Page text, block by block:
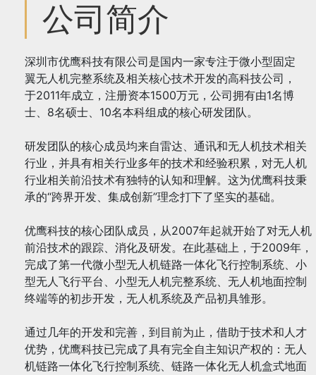
公司简介
深圳市优鹰科技有限公司是国内一家专注于微小型固定
翼无人机完整系统及相关核心技术开发的高科技公司，
于2011年成立，注册资本1500万元，公司拥有由1名博
士、8名硕士、10名本科组成的核心研发团队。
研发团队的核心成员均来自雷达、通讯和无人机技术相关
行业，并具有相关行业多年的技术和经验积累，对无人机
行业相关前沿技术有独特的认知和理解。这为优鹰科技秉
承的“跨界开发、集成创新”理念打下了坚实的基础。
优鹰科技的核心团队成员，从2007年起就开始了对无人机
前沿技术的跟踪、消化及研发。在此基础上，于2009年，
完成了第一代微小型无人机链路一体化飞行控制系统、小
型无人飞行平台、小型无人机完整系统、无人机地面控制
终端等的初步开发，无人机系统及产品初具雏形。
通过几年的开发和完善，到目前为止，借助于技术和人才
优势，优鹰科技已完成了具有完全自主知识产权的：无人
机链路一体化飞行控制系统、链路一体化无人机盒式地面